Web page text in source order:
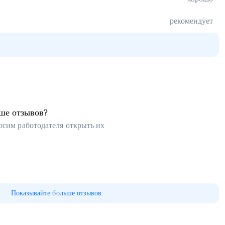
рекомендует
отзывов?
работодателя открыть их
Показывайте больше отзывов